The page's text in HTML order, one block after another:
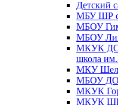
Детский
МБУ ШР
МБОУ
МБОУ
МКУК ДО
школа
МКУ
МБОУ ДО
МКУК
МКУК ШР